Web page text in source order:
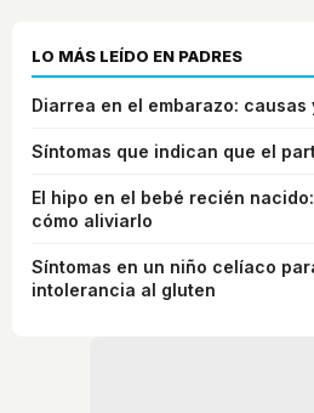
LO MÁS LEÍDO EN PADRES
Diarrea en el embarazo: causas
Síntomas que indican que el
El hipo en el bebé recién
cómo aliviarlo
Síntomas en un niño celíaco
intolerancia al gluten